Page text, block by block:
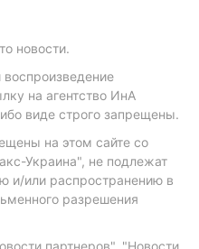
новости.
на агентство ИнА
виде строго запрещены.
на этом сайте со
Украина", не подлежат
и/или распространению в
разрешения
партнеров", "Новости